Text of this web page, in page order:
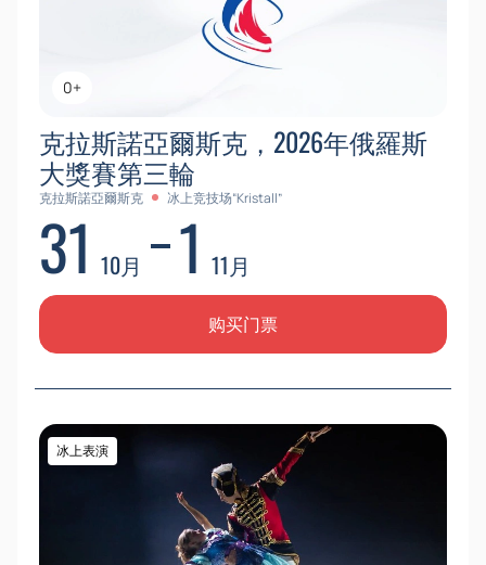
0+
克拉斯諾亞爾斯克，2026年俄羅斯
大獎賽第三輪
克拉斯諾亞爾斯克 冰上竞技场“Kristall”
31 10月 1 11月
购买门票
冰上表演